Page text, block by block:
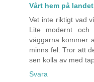
Vårt hem på landet
Vet inte riktigt vad
Lite modernt
väggarna kommer
minns fel. Tror att
sen kolla av med
Svara